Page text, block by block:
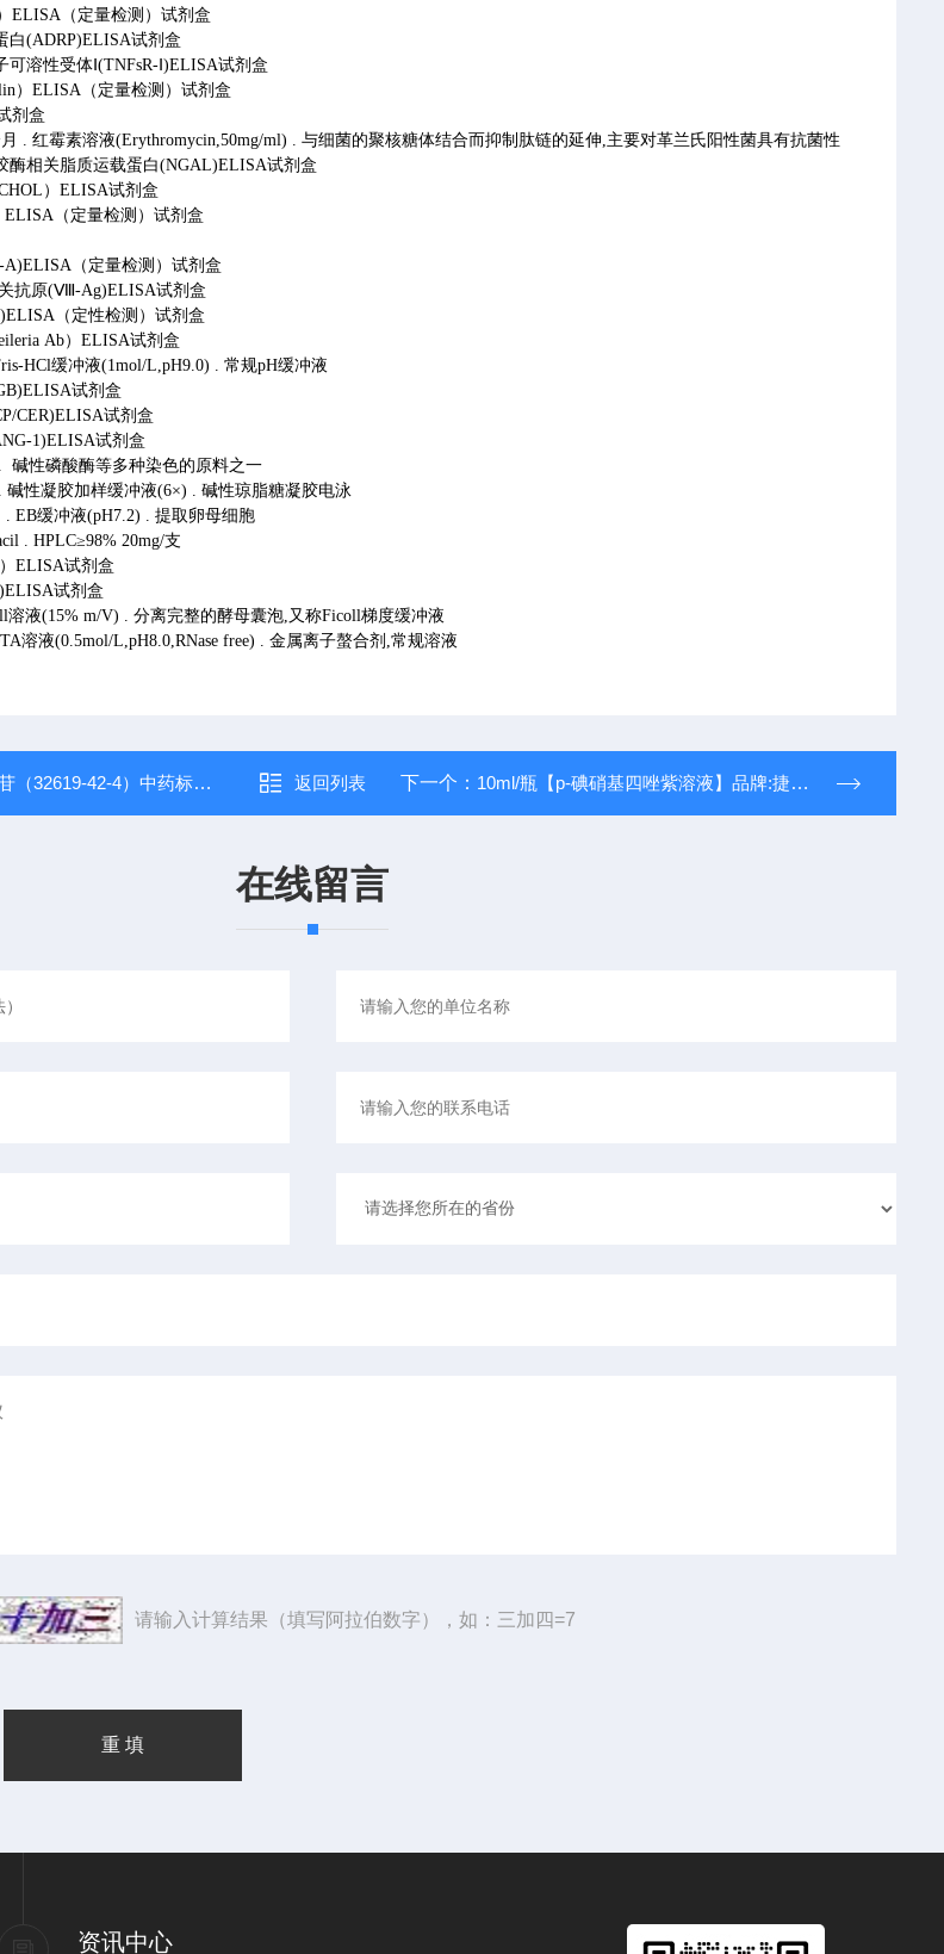
ELISA（定量检测）试剂盒
白(ADRP)ELISA试剂盒
可溶性受体Ⅰ(TNFsR-Ⅰ)ELISA试剂盒
）ELISA（定量检测）试剂盒
剂盒
. 红霉素溶液(Erythromycin,50mg/ml) . 与细菌的聚核糖体结合而抑制肽链的延伸,主要对革兰氏阳性菌具有抗菌性
酶相关脂质运载蛋白(NGAL)ELISA试剂盒
）ELISA试剂盒
ELISA（定量检测）试剂盒
A)ELISA（定量检测）试剂盒
抗原(Ⅷ-Ag)ELISA试剂盒
（定性检测）试剂盒
Ab）ELISA试剂盒
HCl缓冲液(1mol/L,pH9.0) . 常规pH缓冲液
试剂盒
CER)ELISA试剂盒
1)ELISA试剂盒
碱性磷酸酶等多种染色的原料之一
碱性凝胶加样缓冲液(6×) . 碱性琼脂糖凝胶电泳
EB缓冲液(pH7.2) . 提取卵母细胞
. HPLC≥98% 20mg/支
ELISA试剂盒
试剂盒
溶液(15% m/V) . 分离完整的酵母囊泡,又称Ficoll梯度缓冲液
溶液(0.5mol/L,pH8.0,RNase free) . 金属离子螯合剂,常规溶液
32619-42-4）中药标准品 返回列表 下一个： 10ml/瓶【p-碘硝基四唑紫溶液】品牌:捷世康
在线留言
请输入计算结果（填写阿拉伯数字），如：三加四=7
资讯中心